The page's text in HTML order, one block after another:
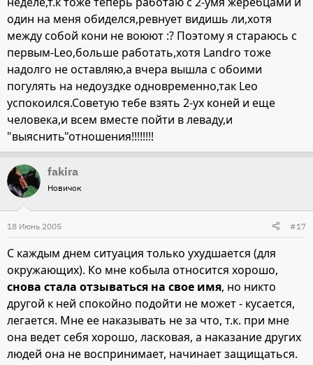
один на меня обиделся,ревнует видишь ли,хотя
между собой кони не воюют :? Поэтому я стараюсь с
первым-Leo,больше работать,хотя Landro тоже
надолго не оставляю,а вчера вышла с обоими
погулять на недоуздке одновременно,так Leo
успокоился.Советую тебе взять 2-ух коней и еще
человека,и всем вместе пойти в леваду,и
"выяснить"отношения!!!!!!!!
fakira
Новичок
18 Июнь 2005 #17
С каждым днем ситуация только ухудшается (для
окружающих). Ко мне кобыла относится хорошо,
снова стала отзываться на свое имя, но никто
другой к ней спокойно подойти не может - кусается,
легается. Мне ее наказывать не за что, т.к. при мне
она ведет себя хорошо, ласковая, а наказание других
людей она не воспринимает, начинает защищаться.